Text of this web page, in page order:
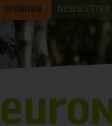
SPENDEN NEWSLETTER